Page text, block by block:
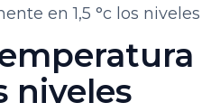
en 1,5 °c los
niveles